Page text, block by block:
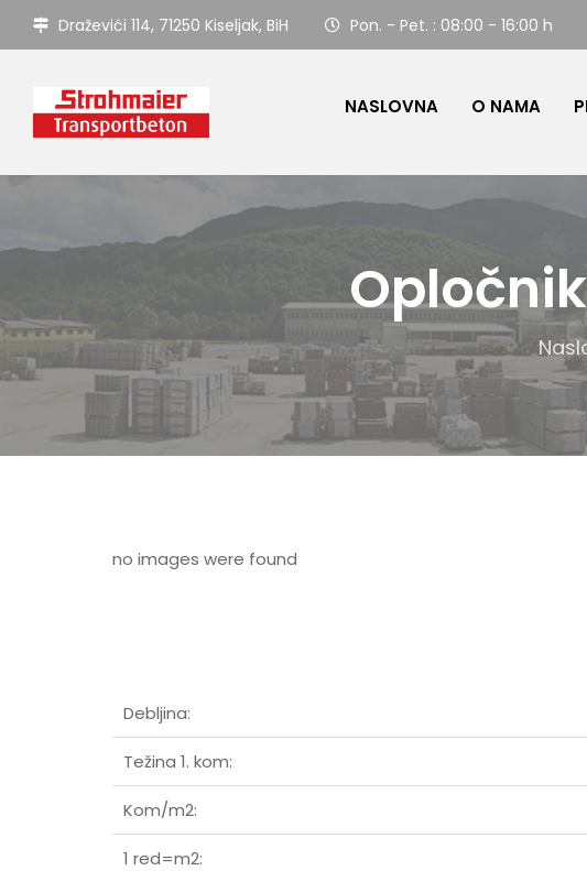
Draževići 114, 71250 Kiseljak, BiH Pon. - Pet. : 08:00 - 16:00 h
NASLOVNA O NAMA
no images were found
Debljina:
Težina 1. kom:
Kom/m2:
1 red=m2: